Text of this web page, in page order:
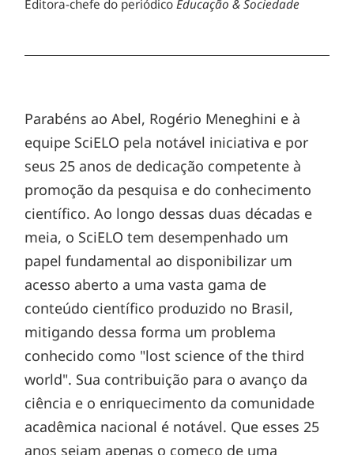
Editora-chefe do periódicoEducação & Sociedade
Parabéns ao Abel, Rogério Meneghini e à
equipe SciELO pela notável iniciativa e por
seus 25 anos de dedicação competente à
promoção da pesquisa e do conhecimento
científico. Ao longo dessas duas décadas e
meia, o SciELO tem desempenhado um
papel fundamental ao disponibilizar um
acesso aberto a uma vasta gama de
conteúdo científico produzido no Brasil,
mitigando dessa forma um problema
conhecido como "lost science of the third
world". Sua contribuição para o avanço da
ciência e o enriquecimento da comunidade
acadêmica nacional é notável. Que esses 25
anos sejam apenas o começo de uma